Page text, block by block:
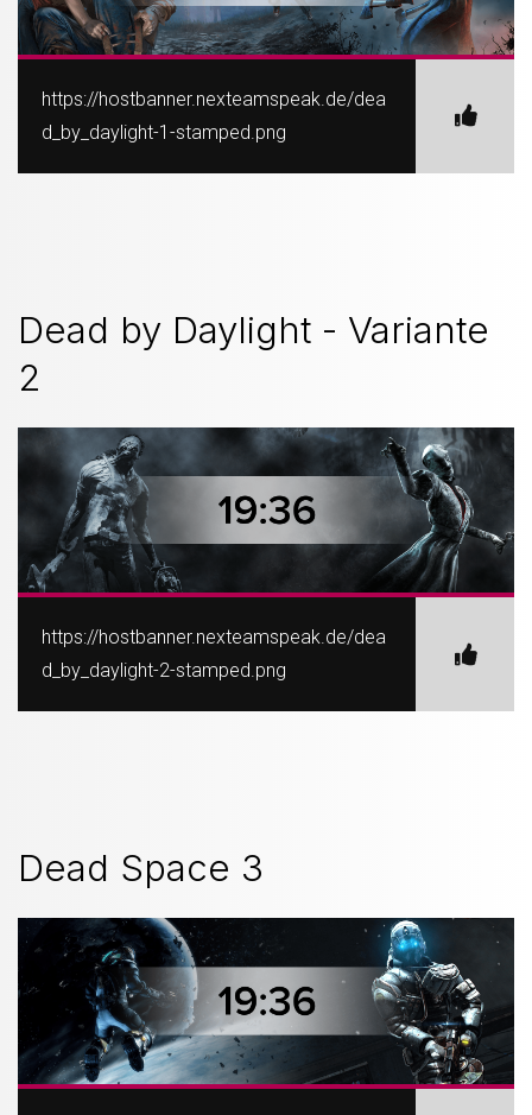
https://hostbanner.nexteamspeak.de/dea
d_by_daylight-1-stamped.png
Dead by Daylight - Variante
2
https://hostbanner.nexteamspeak.de/dea
d_by_daylight-2-stamped.png
Dead Space 3